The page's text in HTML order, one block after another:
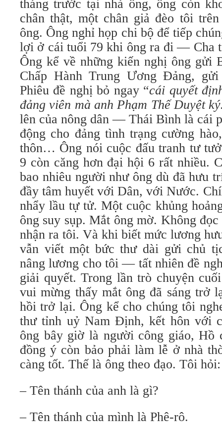
tháng trước tại nhà ông, ông còn
chân thật, một chân giả đèo tôi
ông. Ông nghỉ họp chi bộ để tiếp
lợi ở cái tuổi 79 khi ông ra đi — Cha
Ông kể về những kiến nghị ông gửi
Chấp Hành Trung Ương Đảng,
Phiêu đề nghị bỏ ngay “cái quyết
đảng viên mà anh Phạm Thế Duyệt
lên của nông dân — Thái Bình là cái
động cho đảng tình trạng cường
thôn… Ông nói cuộc đấu tranh tư
9 còn căng hơn đại hội 6 rất nhiều.
bao nhiêu người như ông dù đã hưu
đầy tâm huyết với Dân, với Nước.
nhẩy lầu tự tử. Một cuộc khủng
ông suy sụp. Mắt ông mờ. Không
nhận ra tôi. Và khi biết mức lương
vẫn viết một bức thư dài gửi chủ
nâng lương cho tôi — tất nhiên đề
giải quyết. Trong lần trò chuyện
vui mừng thấy mắt ông đã sáng trở
hồi trở lại. Ông kể cho chúng tôi
thư tỉnh uỷ Nam Định, kết hôn với
ông bây giờ là người công giáo, Hồ
đồng ý còn bảo phải làm lễ ở nhà
càng tốt. Thế là ông theo đạo. Tôi hỏi:
– Tên thánh của anh là gì?
– Tên thánh của mình là Phê-rô.